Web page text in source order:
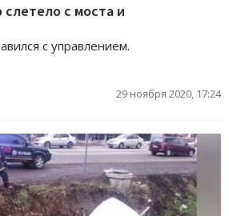
слетело с моста и
с управлением.
29 ноября 2020, 17:24